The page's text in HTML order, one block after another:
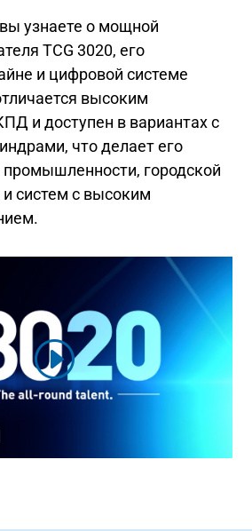
узнаете о мощной
TCG 3020, его
и цифровой системе
высоким
и доступен в вариантах с
что делает его
городской
систем с высоким